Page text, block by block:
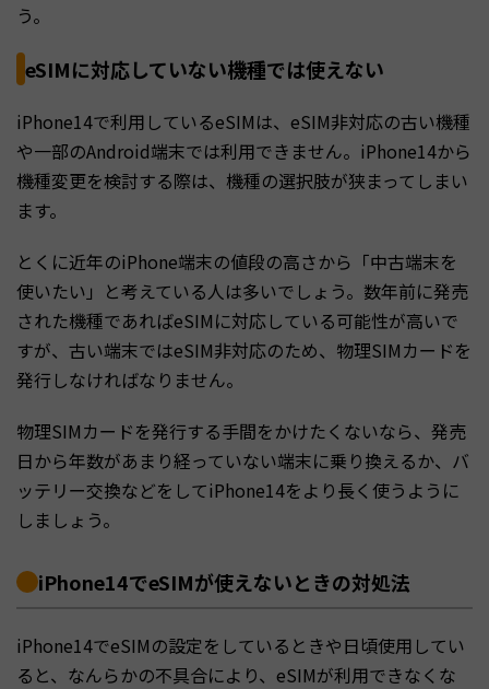
う。
eSIMに対応していない機種では使えない
iPhone14で利用しているeSIMは、eSIM非対応の古い機種
や一部のAndroid端末では利用できません。iPhone14から
機種変更を検討する際は、機種の選択肢が狭まってしまい
ます。
とくに近年のiPhone端末の値段の高さから「中古端末を
使いたい」と考えている人は多いでしょう。数年前に発売
された機種であればeSIMに対応している可能性が高いで
すが、古い端末ではeSIM非対応のため、物理SIMカードを
発行しなければなりません。
物理SIMカードを発行する手間をかけたくないなら、発売
日から年数があまり経っていない端末に乗り換えるか、バ
ッテリー交換などをしてiPhone14をより長く使うように
しましょう。
iPhone14でeSIMが使えないときの対処法
iPhone14でeSIMの設定をしているときや日頃使用してい
ると、なんらかの不具合により、eSIMが利用できなくな